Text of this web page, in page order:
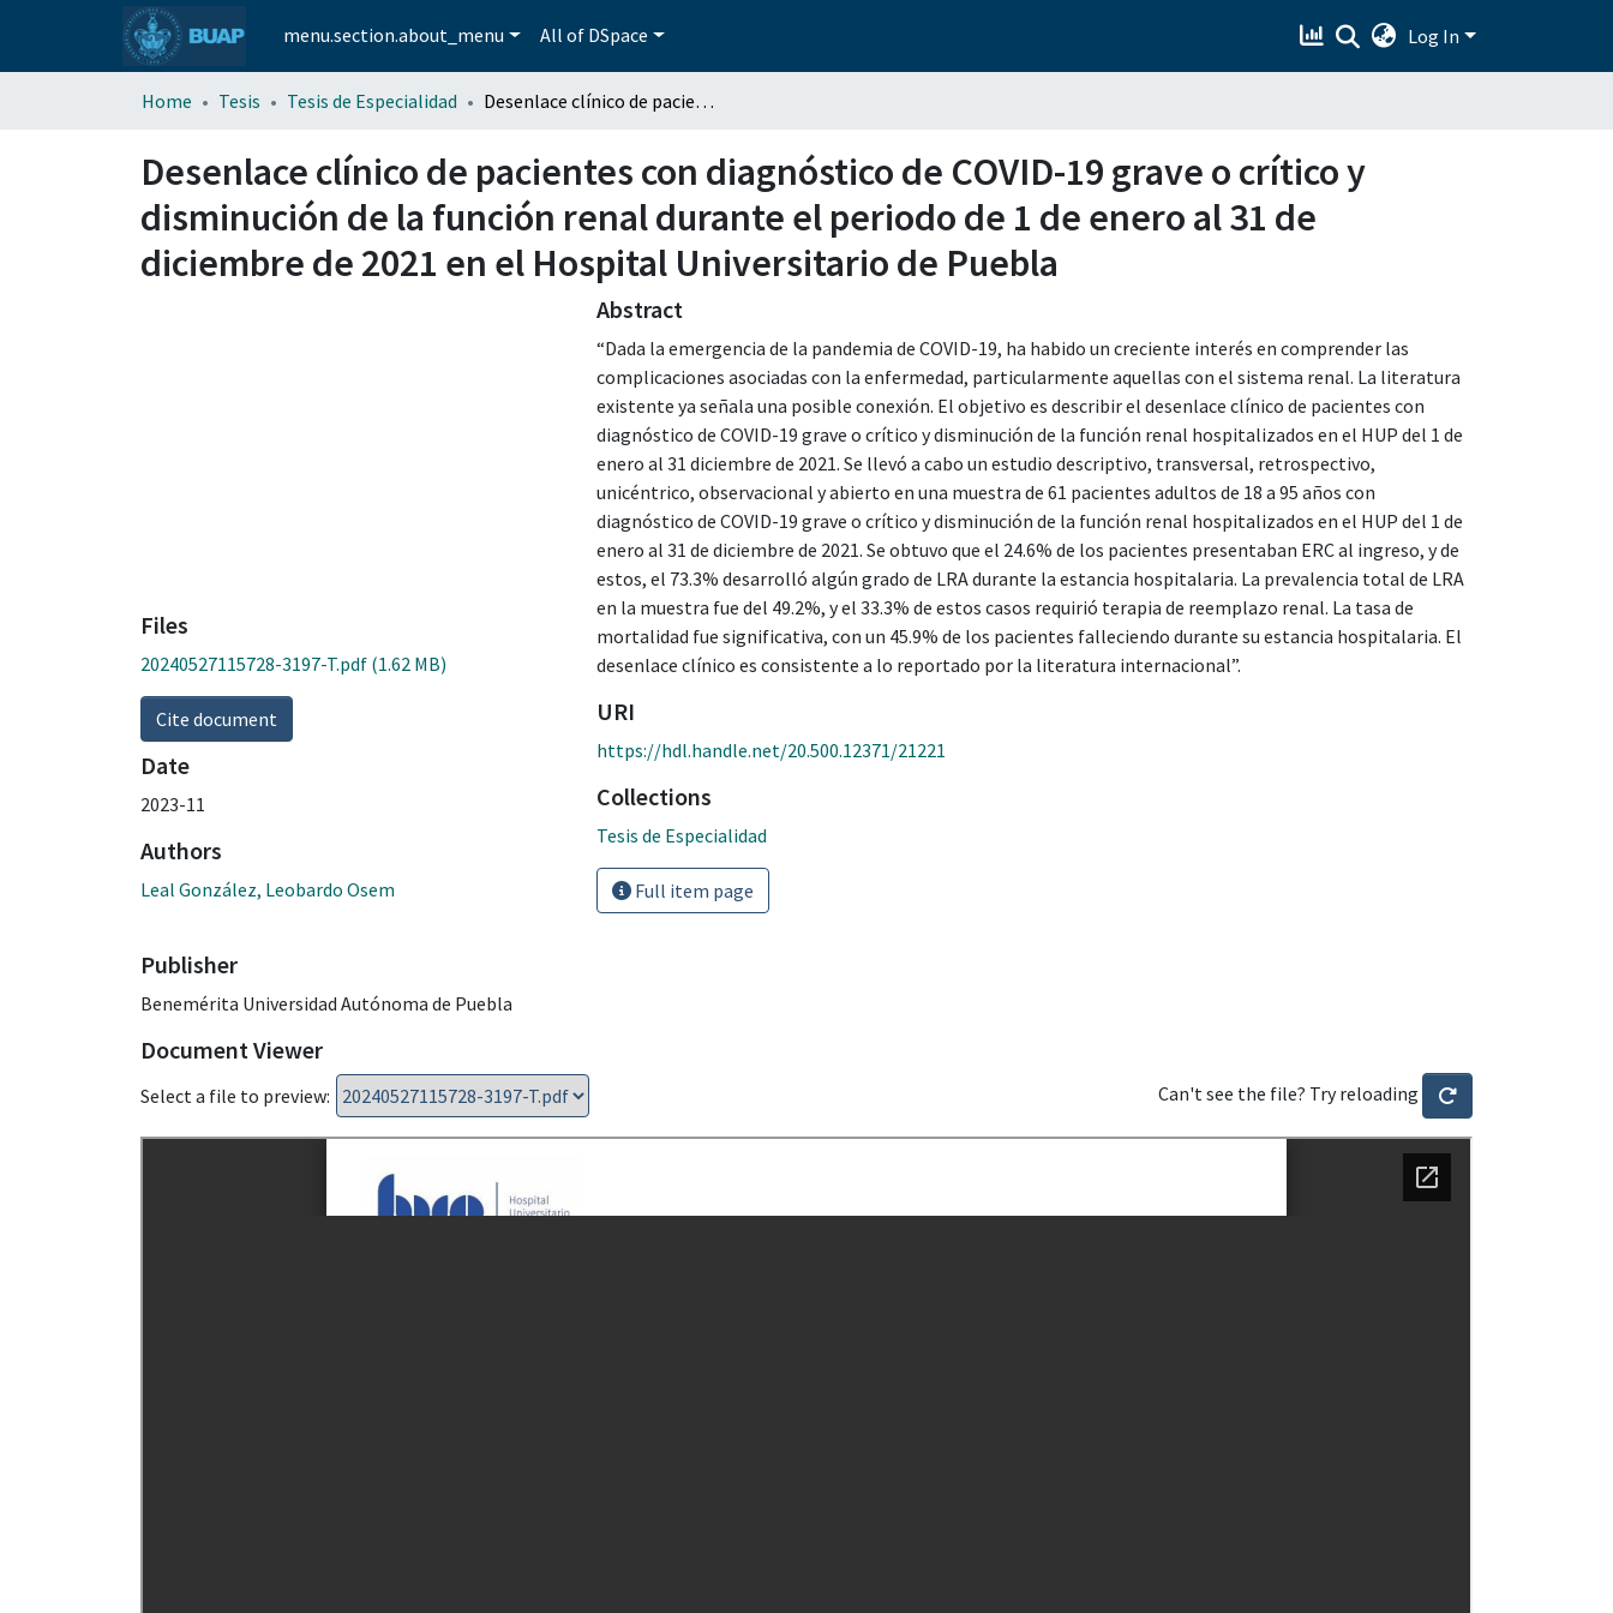
menu.section.about_menu All of DSpace Log In
Home Tesis Tesis de Especialidad Desenlace clínico de pacientes con diagnóstico de COVID-19 grave o crítico y disminución de la función renal durante el periodo de 1 de enero al 31 de diciembre de 2021 en el Hospital Universitario de Puebla
Desenlace clínico de pacientes con diagnóstico de COVID-19 grave o crítico y
disminución de la función renal durante el periodo de 1 de enero al 31 de
diciembre de 2021 en el Hospital Universitario de Puebla
Files
20240527115728-3197-T.pdf (1.62 MB)
Cite document
Date
2023-11
Authors
Leal González, Leobardo Osem
Publisher
Benemérita Universidad Autónoma de Puebla
Abstract
“Dada la emergencia de la pandemia de COVID-19, ha habido un creciente interés en comprender las
complicaciones asociadas con la enfermedad, particularmente aquellas con el sistema renal. La literatura
existente ya señala una posible conexión. El objetivo es describir el desenlace clínico de pacientes con
diagnóstico de COVID-19 grave o crítico y disminución de la función renal hospitalizados en el HUP del 1 de
enero al 31 diciembre de 2021. Se llevó a cabo un estudio descriptivo, transversal, retrospectivo,
unicéntrico, observacional y abierto en una muestra de 61 pacientes adultos de 18 a 95 años con
diagnóstico de COVID-19 grave o crítico y disminución de la función renal hospitalizados en el HUP del 1 de
enero al 31 de diciembre de 2021. Se obtuvo que el 24.6% de los pacientes presentaban ERC al ingreso, y de
estos, el 73.3% desarrolló algún grado de LRA durante la estancia hospitalaria. La prevalencia total de LRA
en la muestra fue del 49.2%, y el 33.3% de estos casos requirió terapia de reemplazo renal. La tasa de
mortalidad fue significativa, con un 45.9% de los pacientes falleciendo durante su estancia hospitalaria. El
desenlace clínico es consistente a lo reportado por la literatura internacional”.
URI
https://hdl.handle.net/20.500.12371/21221
Collections
Tesis de Especialidad
Full item page
Document Viewer
Select a file to preview: Can't see the file? Try reloading